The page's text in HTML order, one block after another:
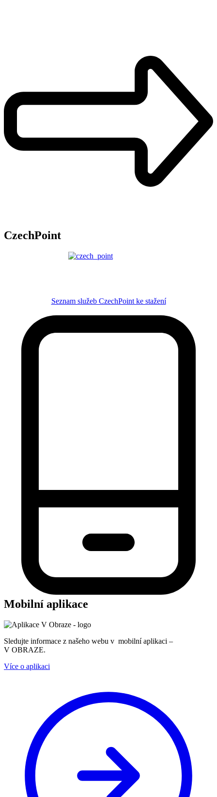
CzechPoint
Seznam služeb CzechPoint ke stažení
Mobilní aplikace
Sledujte informace z našeho webu v mobilní aplikaci –
V OBRAZE.
Více o aplikaci